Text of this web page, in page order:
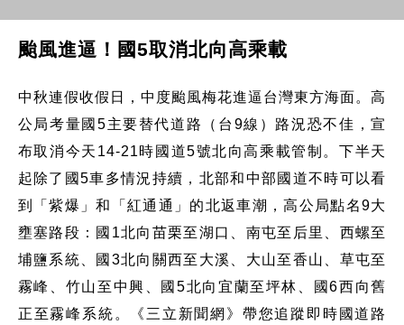
颱風進逼！國5取消北向高乘載
中秋連假收假日，中度颱風梅花進逼台灣東方海面。高
公局考量國5主要替代道路（台9線）路況恐不佳，宣
布取消今天14-21時國道5號北向高乘載管制。下半天
起除了國5車多情況持續，北部和中部國道不時可以看
到「紫爆」和「紅通通」的北返車潮，高公局點名9大
壅塞路段：國1北向苗栗至湖口、南屯至后里、西螺至
埔鹽系統、國3北向關西至大溪、大山至香山、草屯至
霧峰、竹山至中興、國5北向宜蘭至坪林、國6西向舊
正至霧峰系統。《三立新聞網》帶您追蹤即時國道路